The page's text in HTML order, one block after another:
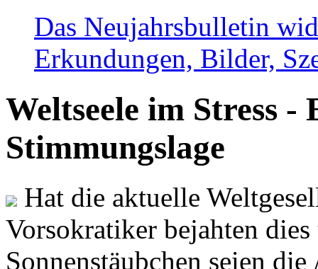
Das Neujahrsbulletin
Erkundungen, Bilder,
Weltseele im Stress -
Stimmungslage
Hat die aktuelle
Vorsokratiker bejahten
Sonnenstäubchen seien